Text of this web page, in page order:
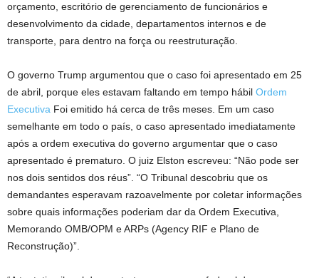
orçamento, escritório de gerenciamento de funcionários e
desenvolvimento da cidade, departamentos internos e de
transporte, para dentro na força ou reestruturação.
O governo Trump argumentou que o caso foi apresentado em 25
de abril, porque eles estavam faltando em tempo hábil Ordem
Executiva Foi emitido há cerca de três meses. Em um caso
semelhante em todo o país, o caso apresentado imediatamente
após a ordem executiva do governo argumentar que o caso
apresentado é prematuro. O juiz Elston escreveu: “Não pode ser
nos dois sentidos dos réus”. “O Tribunal descobriu que os
demandantes esperavam razoavelmente por coletar informações
sobre quais informações poderiam dar da Ordem Executiva,
Memorando OMB/OPM e ARPs (Agency RIF e Plano de
Reconstrução)”.